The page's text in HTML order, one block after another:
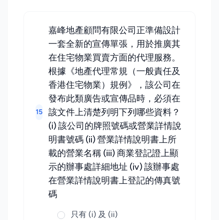
15
嘉峰地產顧問有限公司正準備設計
一套全新的宣傳單張，用於推廣其
在住宅物業買賣方面的代理服務。
根據《地產代理常規（一般責任及
香港住宅物業）規例》，該公司在
發布此類廣告或宣傳品時，必須在
該文件上清楚列明下列哪些資料？
(i) 該公司的牌照號碼或營業詳情說
明書號碼 (ii) 營業詳情說明書上所
載的營業名稱 (iii) 商業登記證上顯
示的辦事處詳細地址 (iv) 該辦事處
在營業詳情說明書上登記的傳真號
碼
只有 (i) 及 (ii)